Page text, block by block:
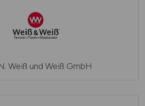
Weiß und Weiß GmbH